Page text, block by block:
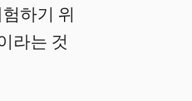
하기 위
라는 것